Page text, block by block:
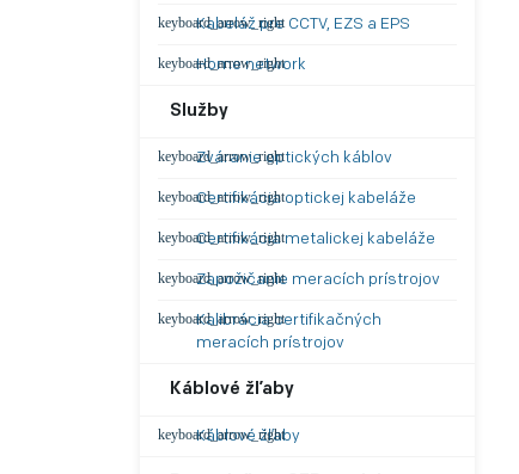
Kabeláž pre CCTV, EZS a EPS
Home network
Služby
Zváranie optických káblov
Certifikácia optickej kabeláže
Certifikácia metalickej kabeláže
Zapožičanie meracích prístrojov
Kalibrácia certifikačných
meracích prístrojov
Káblové žľaby
Káblové žľaby